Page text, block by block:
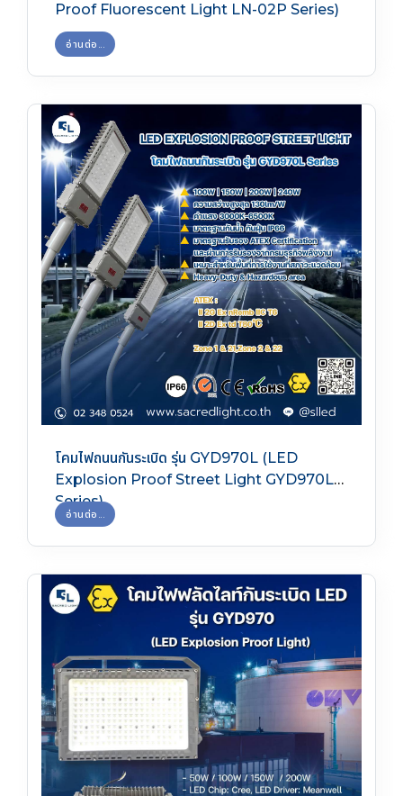
Proof Fluorescent Light LN-02P Series)
อ่านต่อ...
โคมไฟถนนกันระเบิด รุ่น GYD970L (LED
Explosion Proof Street Light GYD970L
Series)
อ่านต่อ...